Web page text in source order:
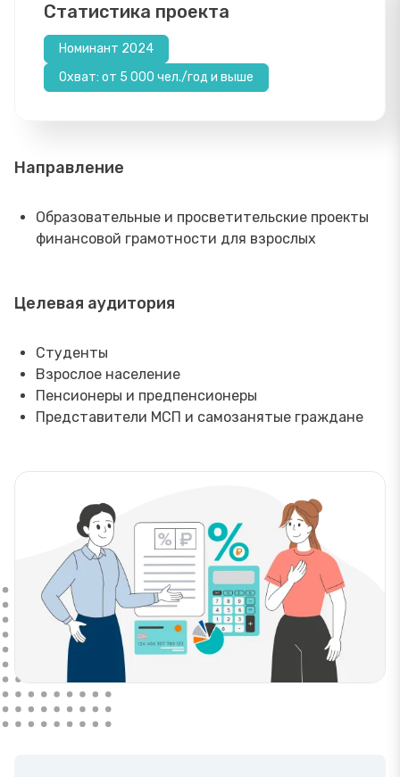
Статистика проекта
Номинант 2024
Охват: от 5 000 чел./год и выше
Направление
Образовательные и просветительские проекты
финансовой грамотности для взрослых
Целевая аудитория
Студенты
Взрослое население
Пенсионеры и предпенсионеры
Представители МСП и самозанятые граждане